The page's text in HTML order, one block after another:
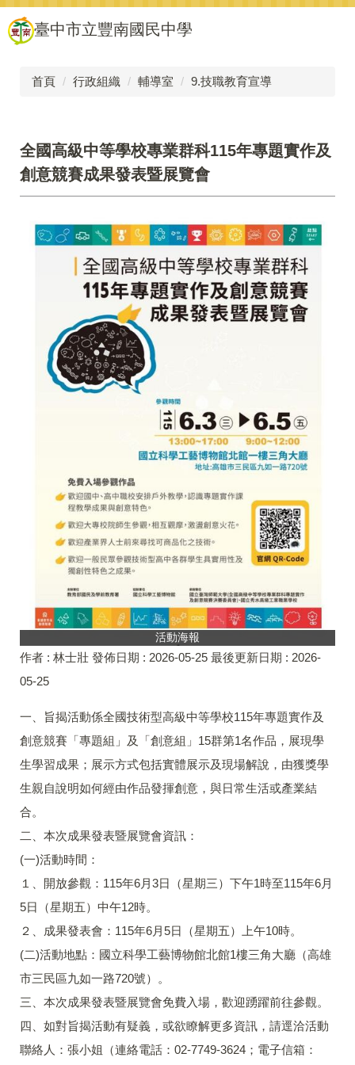
跳
到
主
臺中市立豐南國民中學
首頁 行政組織 輔導室 9.技職教育宣導
全國高級中等學校專業群科115年專題實作及
創意競賽成果發表暨展覽會
活動海報
作者 : 林士壯 發佈日期 : 2026-05-25 最後更新日期 : 2026-
05-25
一、旨揭活動係全國技術型高級中等學校115年專題實作及
創意競賽「專題組」及「創意組」15群第1名作品，展現學
生學習成果；展示方式包括實體展示及現場解說，由獲獎學
生親自說明如何經由作品發揮創意，與日常生活或產業結
合。
二、本次成果發表暨展覽會資訊：
(一)活動時間：
１、開放參觀：115年6月3日（星期三）下午1時至115年6月
5日（星期五）中午12時。
２、成果發表會：115年6月5日（星期五）上午10時。
(二)活動地點：國立科學工藝博物館北館1樓三角大廳（高雄
市三民區九如一路720號）。
三、本次成果發表暨展覽會免費入場，歡迎踴躍前往參觀。
四、如對旨揭活動有疑義，或欲瞭解更多資訊，請逕洽活動
聯絡人：張小姐（連絡電話：02-7749-3624；電子信箱：